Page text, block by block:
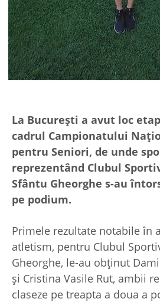
La București a avut loc
cadrul Campionatului
pentru Seniori, de unde
reprezentând Clubul
Sfântu Gheorghe s-au
pe podium.
Primele rezultate notabile în
atletism, pentru Clubul
Gheorghe, le-au obținut
și Cristina Vasile Rut, ambii
claseze pe treapta a doua a